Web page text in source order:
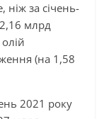
ніж за січень-
млрд
(на 1,58
2021 року